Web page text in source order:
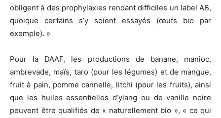
obligent à des prophylaxies rendant difficiles un label AB,
quoique certains s’y soient essayés (œufs bio par
exemple). »
Pour la DAAF, les productions de banane, manioc,
ambrevade, maïs, taro (pour les légumes) et de mangue,
fruit à pain, pomme cannelle, litchi (pour les fruits), ainsi
que les huiles essentielles d’ylang ou de vanille noire
peuvent être qualifiés de « naturellement bio », « ce qui